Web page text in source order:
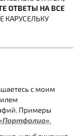
ОТВЕТЫ НА ВСЕ
КАРУСЕЛЬКУ
с моим
Примеры
.